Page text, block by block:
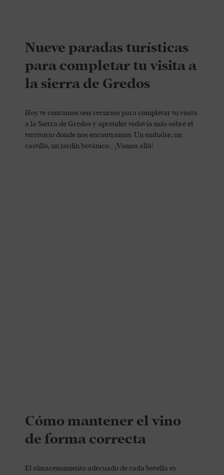
Nueve paradas turísticas
para completar tu visita a
la sierra de Gredos
Hoy te contamos seis recursos para completar tu visita
a la Sierra de Gredos y aprender todavía más sobre el
territorio donde nos encontramos. Un embalse, un
castillo, un jardín botánico... ¡Vamos allá!
Cómo mantener el vino
de forma correcta
El almacenamiento adecuado de cada botella es